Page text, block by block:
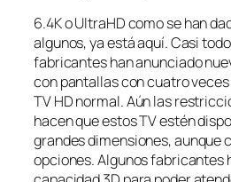
6.4K o UltraHD como se han
algunos, ya está aquí. Casi
fabricantes han anunciado
con pantallas con cuatro
TV HD normal. Aún las
hacen que estos TV estén
grandes dimensiones, aunque
opciones. Algunos fabricantes